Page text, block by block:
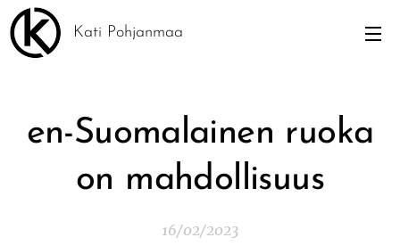
Kati Pohjanmaa
en-Suomalainen ruoka
on mahdollisuus
16/02/2023